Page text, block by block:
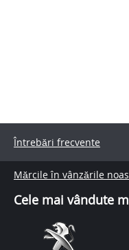
Întrebări frecvente
Mărcile în vânzările
Cele mai vândute